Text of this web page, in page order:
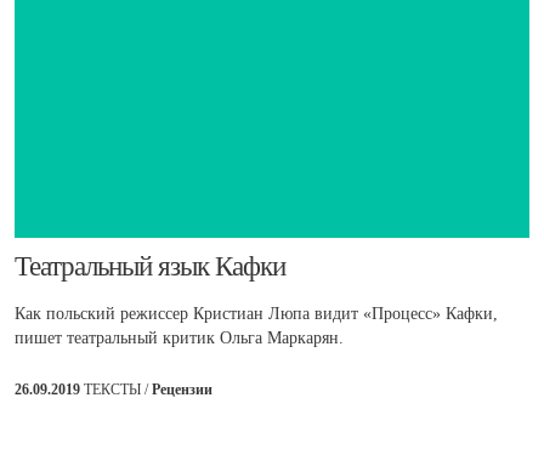
​Театральный язык Кафки
Как польский режиссер Кристиан Люпа видит «Процесс» Кафки,
пишет театральный критик Ольга Маркарян.
26.09.2019 ТЕКСТЫ /Рецензии